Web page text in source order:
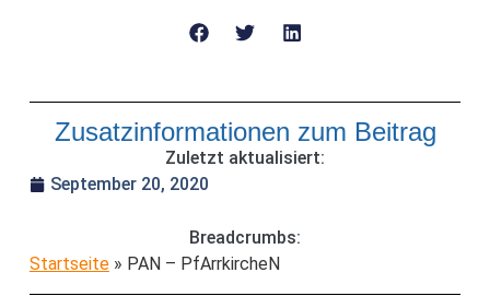
Zusatzinformationen zum Beitrag
Zuletzt aktualisiert:
September 20, 2020
Breadcrumbs:
Startseite» PAN – PfArrkircheN